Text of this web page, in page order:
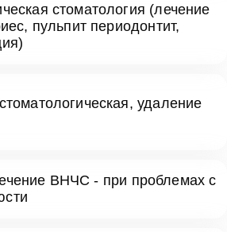
стоматология (лечение
пульпит периодонтит,
удаление
ВНЧС - при проблемах с